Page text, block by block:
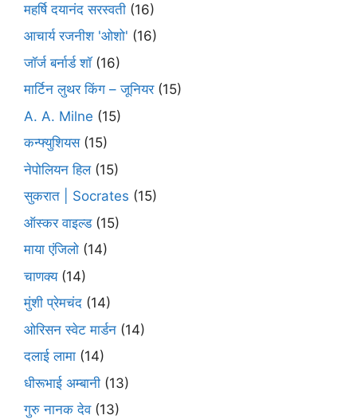
महर्षि दयानंद सरस्वती (16)
आचार्य रजनीश 'ओशो' (16)
जॉर्ज बर्नार्ड शॉ(16)
मार्टिन लुथर किंग – जूनियर(15)
A. A. Milne (15)
कन्फ्युशियस(15)
नेपोलियन हिल(15)
सुकरात | Socrates (15)
ऑस्कर वाइल्ड(15)
माया एंजिलो (14)
चाणक्य(14)
मुंशी प्रेमचंद (14)
ओरिसन स्‍वेट मार्डन (14)
दलाई लामा (14)
धीरूभाई अम्बानी (13)
गुरु नानक देव(13)